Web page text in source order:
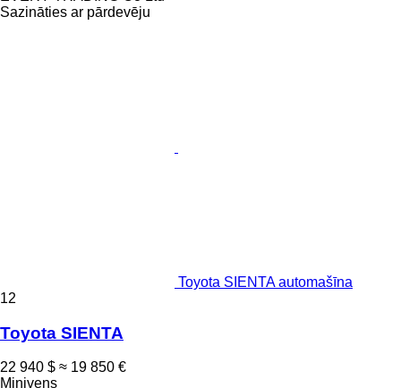
Sazināties ar pārdevēju
Toyota SIENTA automašīna
12
Toyota SIENTA
22 940 $ ≈ 19 850 €
Minivens